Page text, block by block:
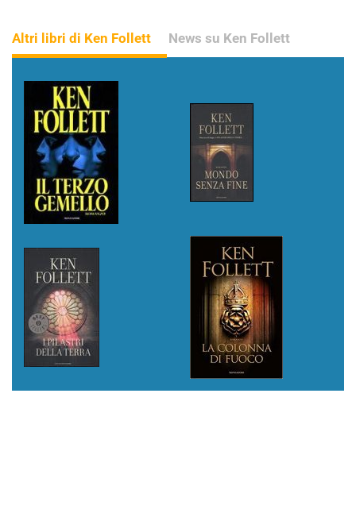
Altri libri di Ken Follett News su Ken Follett